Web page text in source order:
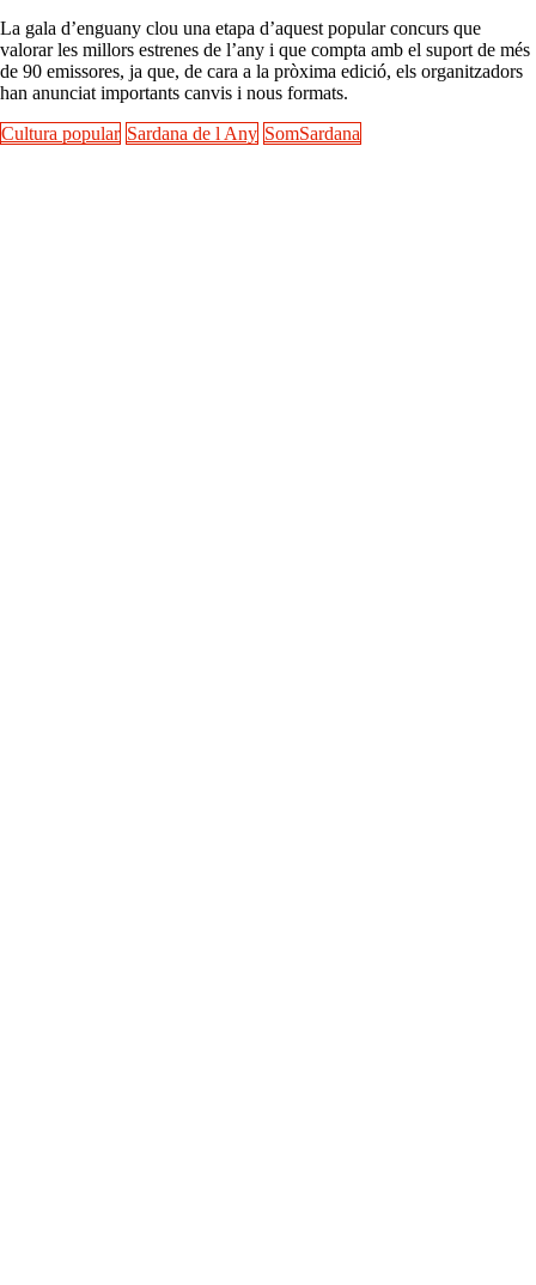
La gala d’enguany clou una etapa d’aquest popular concurs que
valorar les millors estrenes de l’any i que compta amb el suport de més
de 90 emissores, ja que, de cara a la pròxima edició, els organitzadors
han anunciat importants canvis i nous formats.
Cultura popular Sardana de l Any SomSardana